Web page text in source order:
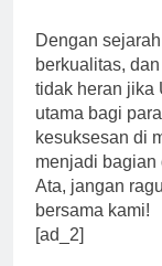
Dengan
berkualitas,
tidak heran jika
utama bagi
kesuksesan di
menjadi bagian
Ata, jangan
bersama kami!
[ad_2]